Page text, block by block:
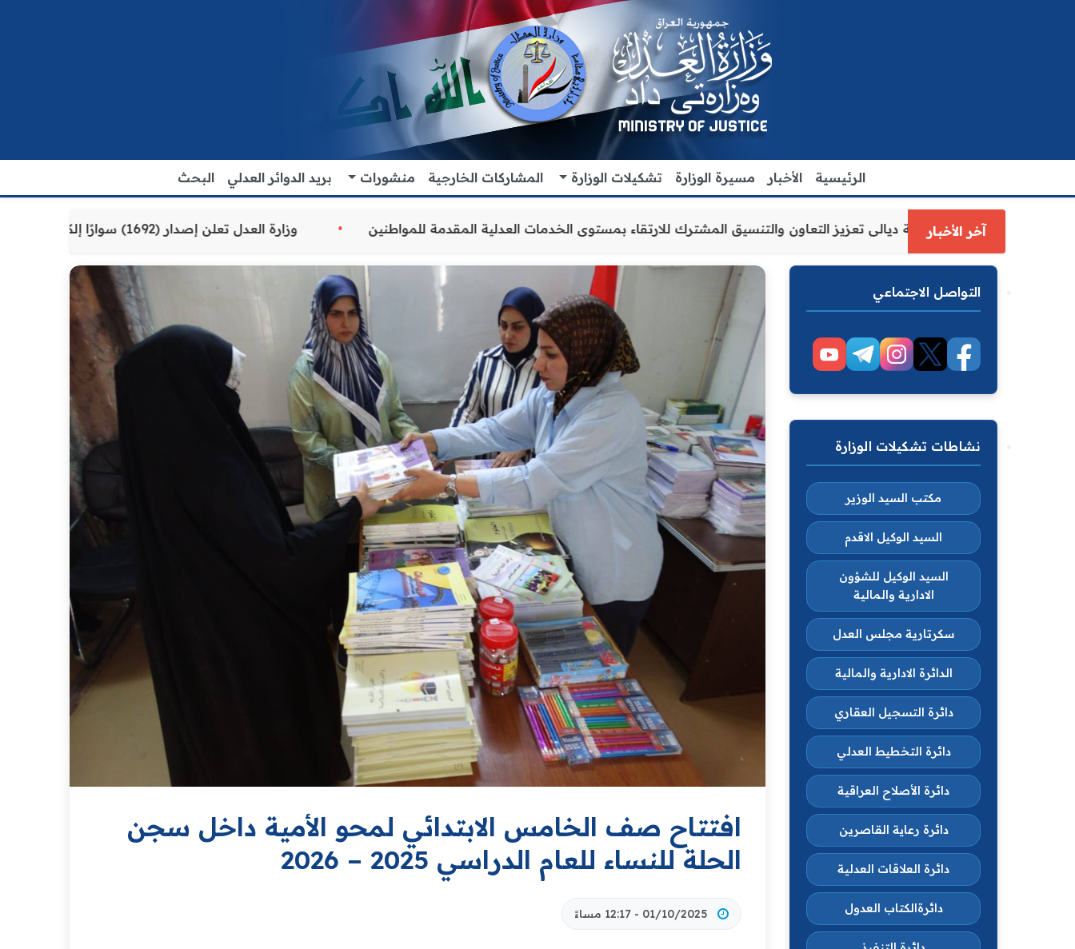
الرئيسية الأخبار مسيرة الوزارة تشكيلات الوزارة المشاركات الخارجية منشورات بريد الدوائر العدلي البحث
آخر الأخبار
العدل الاقدم يبحث مع رئيس مجلس محافظة ديالى تعزيز التعاون والتنسيق المشترك للارتقاء بمستوى الخدمات العدلية المقدمة للمواطنين وزارة العدل تعلن إصدار (1692) سوارًا إلكترونيًا لنزلاء سجن الناصرية المركزي لتنظيم التعاملات المالية داخل المؤسسات الإصلاحية
افتتاح صف الخامس الابتدائي لمحو الأمية داخل سجن
الحلة للنساء للعام الدراسي 2025 – 2026
01/10/2025 - 12:17 مساءً
التواصل الاجتماعي
نشاطات تشكيلات الوزارة
مكتب السيد الوزير
السيد الوكيل الاقدم
السيد الوكيل للشؤون
الادارية والمالية
سكرتارية مجلس العدل
الدائرة الادارية والمالية
دائرة التسجيل العقاري
دائرة التخطيط العدلي
دائرة الأصلاح العراقية
دائرة رعاية القاصرين
دائرة العلاقات العدلية
دائرةالكتاب العدول